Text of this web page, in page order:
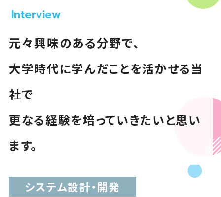
Interview
元々興味のある分野で、
大学時代に学んだことを活かせる当
社で
更なる経験を培っていきたいと思い
ます。
システム設計・開発